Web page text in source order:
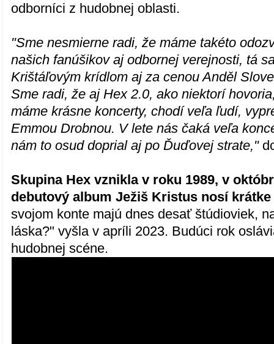
odborníci z hudobnej oblasti.
"Sme nesmierne radi, že máme takéto
našich fanúšikov aj odbornej verejnosti, tá
Krištáľovým krídlom aj za cenou Anděl
Sme radi, že aj Hex 2.0, ako niektorí
máme krásne koncerty, chodí veľa ľudí,
Emmou Drobnou. V lete nás čaká veľa
nám to osud doprial aj po Ďuďovej strate,"
Skupina Hex vznikla v roku 1989, v
debutový album Ježiš Kristus nosí
svojom konte majú dnes desať štúdioviek,
láska?" vyšla v apríli 2023. Budúci rok
hudobnej scéne.